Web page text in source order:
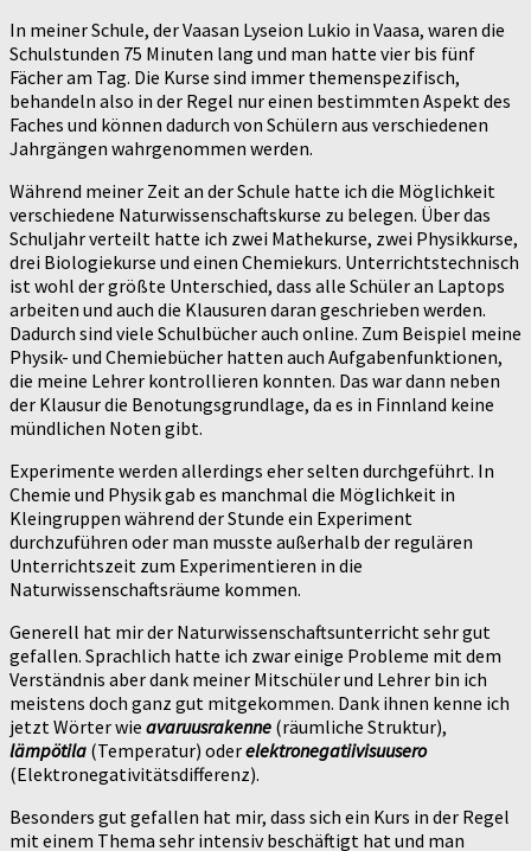
In meiner Schule, der Vaasan Lyseion Lukio in Vaasa, waren die
Schulstunden 75 Minuten lang und man hatte vier bis fünf
Fächer am Tag. Die Kurse sind immer themenspezifisch,
behandeln also in der Regel nur einen bestimmten Aspekt des
Faches und können dadurch von Schülern aus verschiedenen
Jahrgängen wahrgenommen werden.
Während meiner Zeit an der Schule hatte ich die Möglichkeit
verschiedene Naturwissenschaftskurse zu belegen. Über das
Schuljahr verteilt hatte ich zwei Mathekurse, zwei Physikkurse,
drei Biologiekurse und einen Chemiekurs. Unterrichtstechnisch
ist wohl der größte Unterschied, dass alle Schüler an Laptops
arbeiten und auch die Klausuren daran geschrieben werden.
Dadurch sind viele Schulbücher auch online. Zum Beispiel meine
Physik- und Chemiebücher hatten auch Aufgabenfunktionen,
die meine Lehrer kontrollieren konnten. Das war dann neben
der Klausur die Benotungsgrundlage, da es in Finnland keine
mündlichen Noten gibt.
Experimente werden allerdings eher selten durchgeführt. In
Chemie und Physik gab es manchmal die Möglichkeit in
Kleingruppen während der Stunde ein Experiment
durchzuführen oder man musste außerhalb der regulären
Unterrichtszeit zum Experimentieren in die
Naturwissenschaftsräume kommen.
Generell hat mir der Naturwissenschaftsunterricht sehr gut
gefallen. Sprachlich hatte ich zwar einige Probleme mit dem
Verständnis aber dank meiner Mitschüler und Lehrer bin ich
meistens doch ganz gut mitgekommen. Dank ihnen kenne ich
jetzt Wörter wie avaruusrakenne (räumliche Struktur),
lämpötila (Temperatur) oderelektronegatiivisuusero
(Elektronegativitätsdifferenz).
Besonders gut gefallen hat mir, dass sich ein Kurs in der Regel
mit einem Thema sehr intensiv beschäftigt hat und man